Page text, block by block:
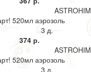
ASTROHIM
520мл аэрозоль
3 д.
374 р.
ASTROHIM
520мл аэрозоль
3 д.